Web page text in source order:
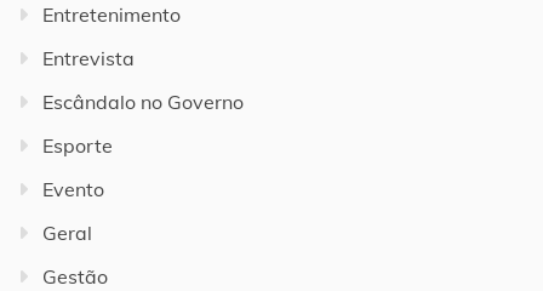
Entretenimento
Entrevista
Escândalo no Governo
Esporte
Evento
Geral
Gestão